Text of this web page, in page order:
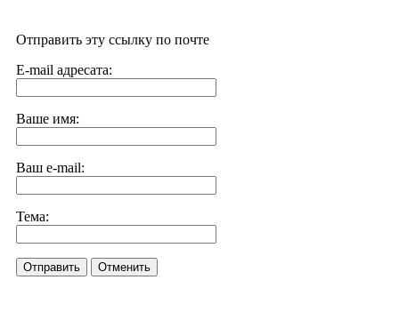
Отправить эту ссылку по почте
E-mail адресата:
Ваше имя:
Ваш e-mail:
Тема:
Отправить Отменить